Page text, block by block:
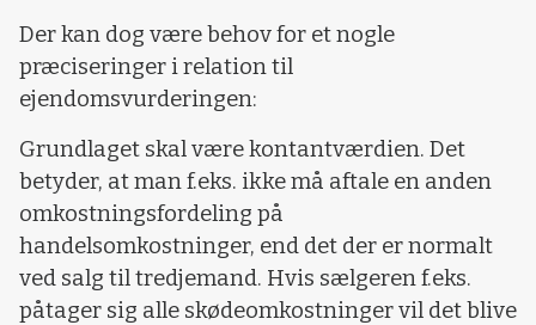
Der kan dog være behov for et nogle
præciseringer i relation til
ejendomsvurderingen:
Grundlaget skal være kontantværdien. Det
betyder, at man f.eks. ikke må aftale en anden
omkostningsfordeling på
handelsomkostninger, end det der er normalt
ved salg til tredjemand. Hvis sælgeren f.eks.
påtager sig alle skødeomkostninger vil det blive